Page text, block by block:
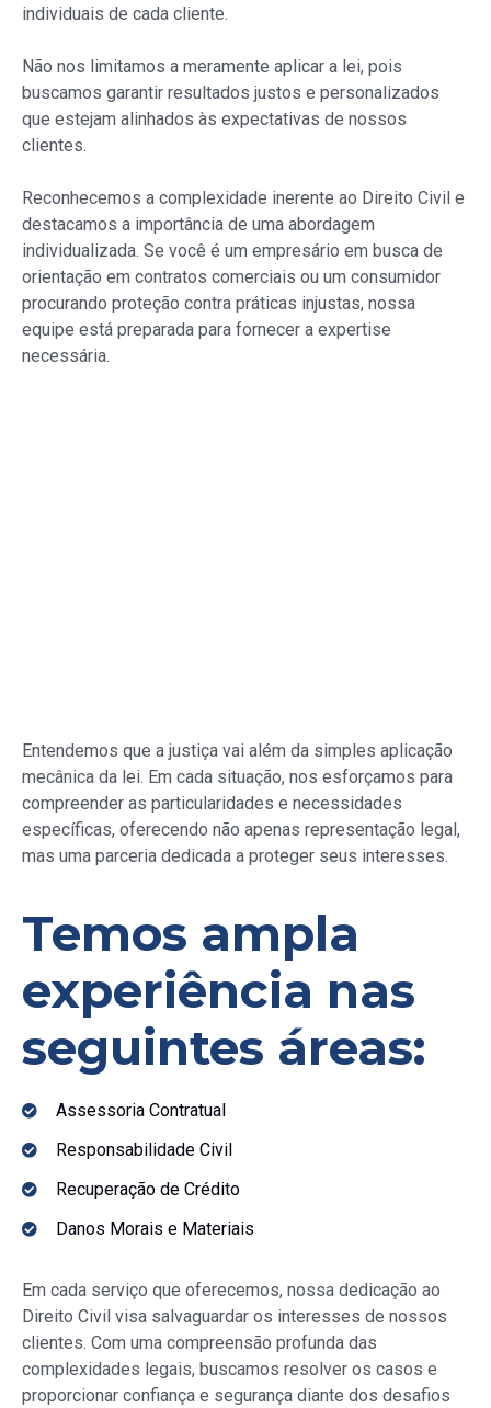
individuais de cada cliente.
Não nos limitamos a meramente aplicar a lei, pois
buscamos garantir resultados justos e personalizados
que estejam alinhados às expectativas de nossos
clientes.
Reconhecemos a complexidade inerente ao Direito Civil e
destacamos a importância de uma abordagem
individualizada. Se você é um empresário em busca de
orientação em contratos comerciais ou um consumidor
procurando proteção contra práticas injustas, nossa
equipe está preparada para fornecer a expertise
necessária.
Entendemos que a justiça vai além da simples aplicação
mecânica da lei. Em cada situação, nos esforçamos para
compreender as particularidades e necessidades
específicas, oferecendo não apenas representação legal,
mas uma parceria dedicada a proteger seus interesses.
Temos ampla
experiência nas
seguintes áreas:
Assessoria Contratual
Responsabilidade Civil
Recuperação de Crédito
Danos Morais e Materiais
Em cada serviço que oferecemos, nossa dedicação ao
Direito Civil visa salvaguardar os interesses de nossos
clientes. Com uma compreensão profunda das
complexidades legais, buscamos resolver os casos e
proporcionar confiança e segurança diante dos desafios